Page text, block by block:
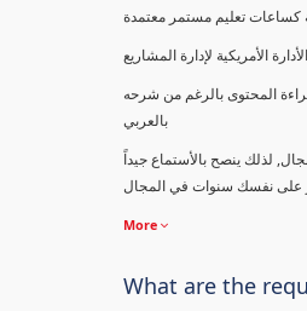
كساعات تعليم مستمر معتمدة
الأمريكية لإدارة المشاريع
المحتوى بالرغم من شرحه
بالعربي
لذلك ينصح بالأستماع جيداً
على نفسك سنوات في المجال
More
What are the